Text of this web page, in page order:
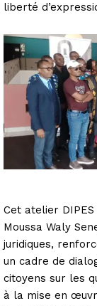
liberté
Cet atelier
Moussa Waly
juridiques,
un cadre de
citoyens sur les
à la mise en